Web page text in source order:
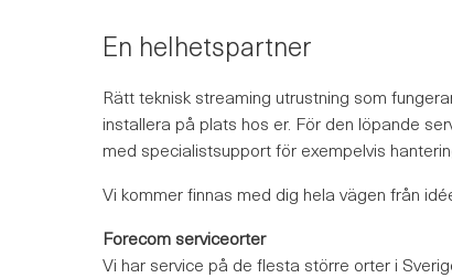
En helhetspartner
Rätt teknisk streaming utrustning som
installera på plats hos er. För den löpande
med specialistsupport för exempelvis
Vi kommer finnas med dig hela vägen från
Forecom serviceorter
Vi har service på de flesta större orter i